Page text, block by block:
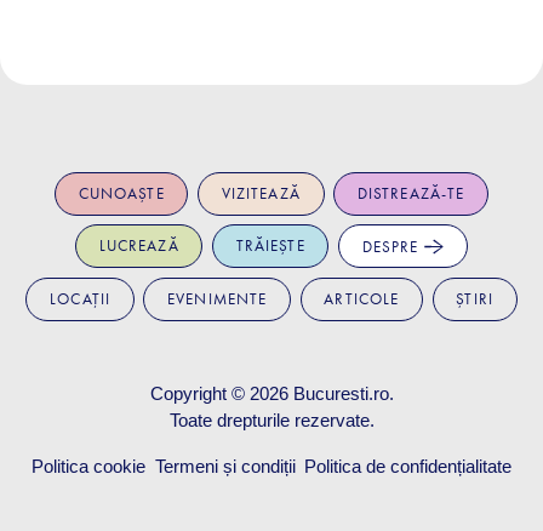
CUNOAȘTE VIZITEAZĂ DISTREAZĂ-TE
LUCREAZĂ TRĂIEȘTE DESPRE
LOCAȚII EVENIMENTE ARTICOLE ȘTIRI
Copyright © 2026 Bucuresti.ro.
Toate drepturile rezervate.
Politica cookie Termeni și condiții Politica de confidențialitate